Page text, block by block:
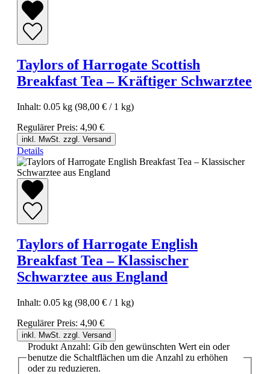
Taylors of Harrogate Scottish
Breakfast Tea – Kräftiger Schwarztee
Inhalt: 0.05 kg (98,00 € / 1 kg)
Regulärer Preis: 4,90 €
inkl. MwSt. zzgl. Versand
Details
Taylors of Harrogate English
Breakfast Tea – Klassischer
Schwarztee aus England
Inhalt: 0.05 kg (98,00 € / 1 kg)
Regulärer Preis: 4,90 €
inkl. MwSt. zzgl. Versand
Produkt Anzahl: Gib den gewünschten Wert ein oder
benutze die Schaltflächen um die Anzahl zu erhöhen
oder zu reduzieren.